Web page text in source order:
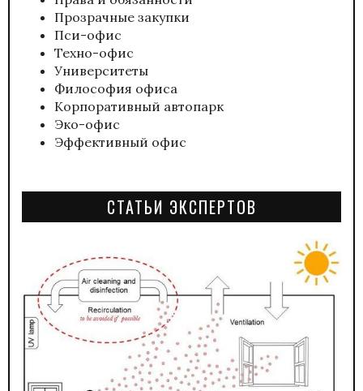
Прозрачные закупки
Пси-офис
Техно-офис
Университеты
Философия офиса
Корпоративный автопарк
Эко-офис
Эффективный офис
СТАТЬИ ЭКСПЕРТОВ